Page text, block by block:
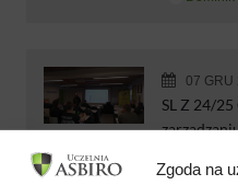
Zgoda na
07 GRU
SL Z 24/